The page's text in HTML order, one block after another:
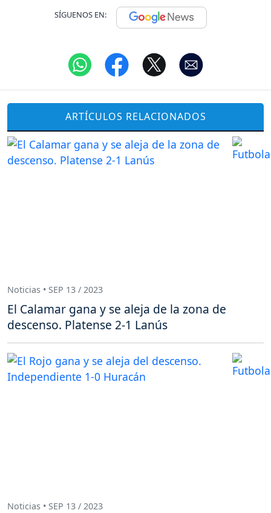
SÍGUENOS EN:
ARTÍCULOS RELACIONADOS
Noticias • SEP 13 / 2023
El Calamar gana y se aleja de la zona de
descenso. Platense 2-1 Lanús
Noticias • SEP 13 / 2023